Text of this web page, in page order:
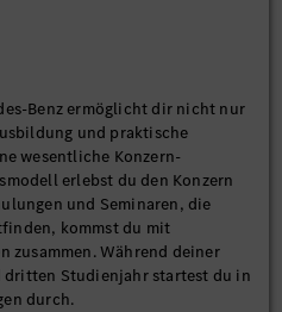
Benz ermöglicht dir nicht nur
und praktische
wesentliche Konzern-
erlebst du den Konzern
und Seminaren, die
kommst du mit
zusammen. Während deiner
dritten Studienjahr startest du in
durch.